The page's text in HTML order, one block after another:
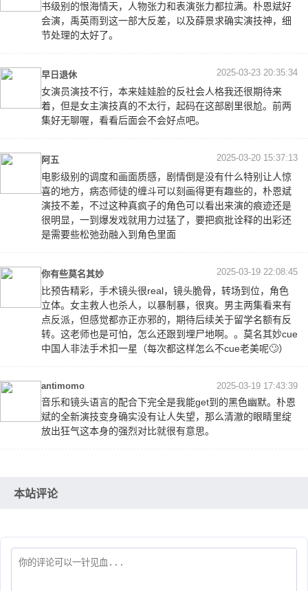
书级别的恨海情天，人物张力和表演张力都拉满。朴恩斌好
会演，禹英雨到这一部大反差，以及薛景求确实演技神，细
节处理的太好了。
早日退休 2025-03-23 20:35:34
女演员演技不行，本来娃娃脸的反社会人格我还很期待来
着，但是女主演技真的不太行，起码在这部剧里很尬。前两
集好无聊喔，看看后面会不会好点吧。
阿五 2025-03-20 15:37:13
电影级别的调度和画面质感，剧情倒是没有什么特别让人惊
喜的地方，病态师徒的缠斗可以刻画得更有趣些的，朴恩斌
演技不差，不过这种真疯子的角色可以看出来演的痕迹还是
很明显，一到爆发戏就用力过猛了，要把疯批诠释的出彩还
是需要些松弛劲融入到角色里面
你有些莫名其妙 2025-03-19 22:08:45
比预告精彩，手术镜头很real，镜头脆骨，转场到位，角色
立体。女主救人也杀人，以暴制暴，很爽。男主两集看来有
点反派，但感觉都亦正亦邪的，期待后续关于留学名额有反
转。这老师也是可怕，怎么还跟到埋尸地啊。。莫名其妙cue
中国人非法手术扣一星（每次都这样怎么不cue老美呢🙄）
antimomo 2025-03-19 17:43:39
音乐和镜头语言的配合下完全是我能get到的黑色幽默。朴恩
斌的全新演技变身确实没有让人失望，那么清澈的眼睛里绽
放出狂气这本身的强烈对比就很有意思。
本站评论